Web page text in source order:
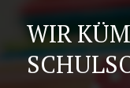
WIR